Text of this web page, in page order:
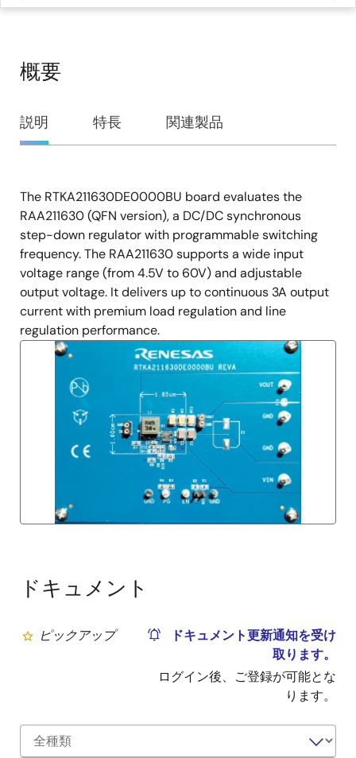
概要
概
要
説明 特長 関連製品
説
明
The RTKA211630DE0000BU board evaluates the
RAA211630 (QFN version), a DC/DC synchronous
step-down regulator with programmable switching
frequency. The RAA211630 supports a wide input
voltage range (from 4.5V to 60V) and adjustable
output voltage. It delivers up to continuous 3A output
current with premium load regulation and line
regulation performance.
ドキュメント
ピックアップ
ドキュメント更新通知を受け
取ります。
ログイン後、ご登録が可能とな
ります。